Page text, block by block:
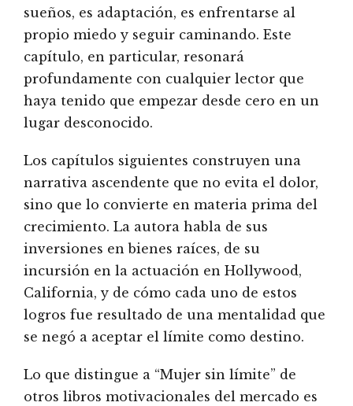
sueños, es adaptación, es enfrentarse al
propio miedo y seguir caminando. Este
capítulo, en particular, resonará
profundamente con cualquier lector que
haya tenido que empezar desde cero en un
lugar desconocido.
Los capítulos siguientes construyen una
narrativa ascendente que no evita el dolor,
sino que lo convierte en materia prima del
crecimiento. La autora habla de sus
inversiones en bienes raíces, de su
incursión en la actuación en Hollywood,
California, y de cómo cada uno de estos
logros fue resultado de una mentalidad que
se negó a aceptar el límite como destino.
Lo que distingue a “Mujer sin límite” de
otros libros motivacionales del mercado es